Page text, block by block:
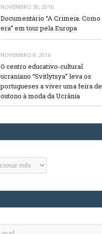
NOVEMBRO 30, 2016
Documentário “A Crimeia. Como
era” em tour pela Europa
NOVEMBRO 8, 2016
O centro educativo-cultural
ucraniano “Svitlytsya” leva os
portugueses a viver uma feira de
outono à moda da Ucrânia